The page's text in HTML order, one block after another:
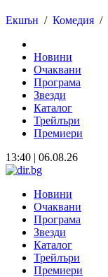
Екшън / Комедия /
Новини
Очаквани
Програма
Звезди
Каталог
Трейлъри
Премиери
13:40 | 06.08.26
Новини
Очаквани
Програма
Звезди
Каталог
Трейлъри
Премиери